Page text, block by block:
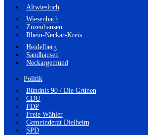
Altwiesloch
Wiesenbach
Zuzenhausen
Rhein-Neckar-Kreis
Heidelberg
Sandhausen
Neckargemünd
Politik
Bündnis 90 / Die Grünen
CDU
FDP
Freie Wähler
Gemeinderat Dielheim
SPD